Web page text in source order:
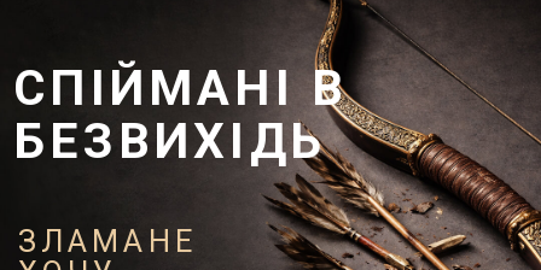
ПРИДБАТИ ЗАПИС
ЗЛАМАНЕ
ХОЧУ